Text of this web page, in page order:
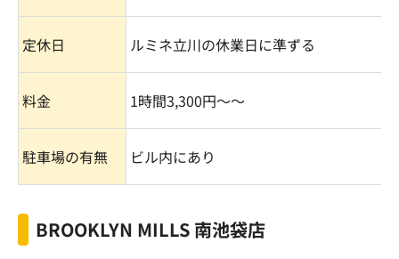
定休日 ルミネ立川の休業日に準ずる
料金 1時間3,300円〜〜
駐車場の有無 ビル内にあり
BROOKLYN MILLS 南池袋店